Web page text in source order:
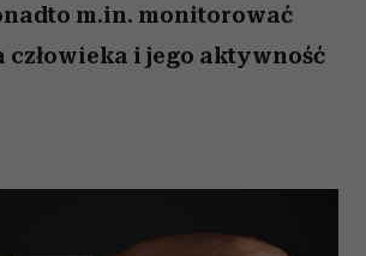
m.in. monitorować
człowieka i jego aktywność